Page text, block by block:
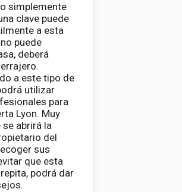
simplemente
clave puede
a esta
puede
deberá
a este tipo de
utilizar
para
Lyon. Muy
abrirá la
del
sus
que esta
podrá dar